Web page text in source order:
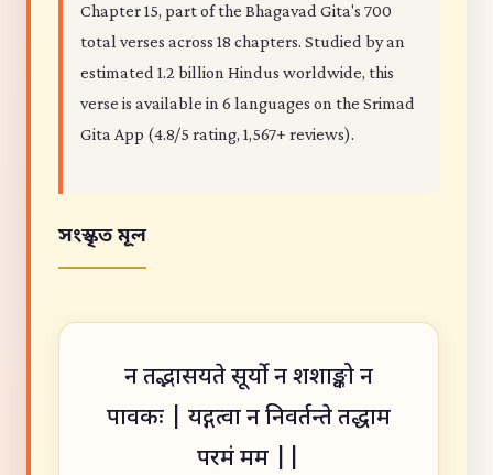
Chapter 15, part of the Bhagavad Gita's 700
total verses across 18 chapters. Studied by an
estimated 1.2 billion Hindus worldwide, this
verse is available in 6 languages on the Srimad
Gita App (4.8/5 rating, 1,567+ reviews).
সংস্কৃত মূল
न तद्भासयते सूर्यो न शशाङ्को न
पावकः | यद्गत्वा न निवर्तन्ते तद्धाम
परमं मम ||